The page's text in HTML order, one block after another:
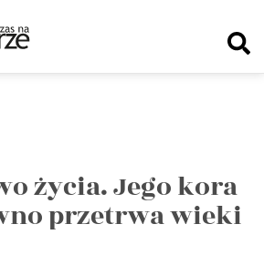
życia. Jego kora
przetrwa wieki